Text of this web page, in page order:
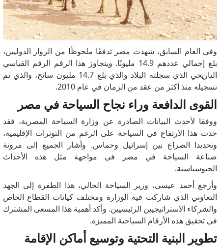
وفي العام السابق، شهدت مصر تدفقًا ملحوظًا من الزوار الدوليين،
بلغ إجمالي عددهم 14.9 مليونًا.
ويتجاوز هذا الرقم الرقم القياسي
التاريخي الذي سجلته البلاد والذي بلغ 14.7 مليون سائح، والذي تم
تسجيله منذ أكثر من عقد من الزمان في عام 2010.
القوى الدافعة وراء نجاح السياحة في مصر
ووفقا لأحدث البيانات الصادرة عن وزارة السياحة المصرية، فقد
حدث هذا الارتفاع في السياحة على الرغم من التوترات الإقليمية،
وتحديدا الصراع بين إسرائيل وحماس. وأشار الجميع إلى مرونة
صناعة السياحة في مصر في مواجهة مثل هذه الأحداث
الجيوسياسية.
وأرجع أحمد عيسى، وزير السياحة الحالي، هذا الطفرة إلى الجهد
التعاوني الذي شاركت فيه الوزارة ومختلف كيانات القطاع الخاص
والشركاء الاستراتيجيين الرئيسيين. وأكد أهمية هذا المسعى المشترك
في تحقيق هذه الأرقام السياحية المميزة.
تطوير البنية التحتية وتوسيع أماكن الإقامة